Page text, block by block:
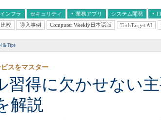
ンフラ セキュリティ 業務アプリ
ライズAI
テム
システム開発
経営とIT 医療IT
較 導入事例 Computer Weekly日本語版 TechTarget.AI
＆Tips
習得に欠かせない主
解説
スをマスター